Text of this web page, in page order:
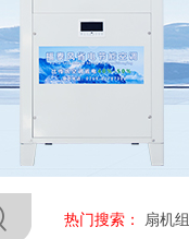
热门搜索： 扇机